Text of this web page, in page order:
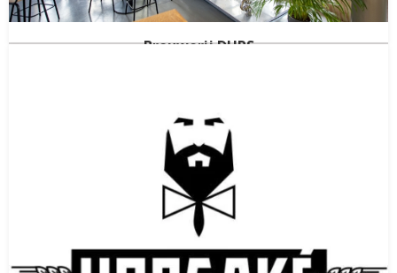
Gestopt in2021
Brouwerij DURS
Gestopt in2024